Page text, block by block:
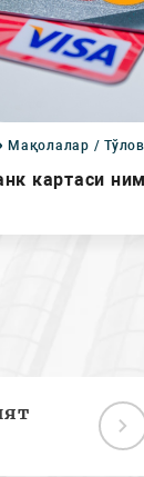
Мақолалар /
картаси